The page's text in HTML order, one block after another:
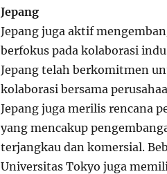
Jepang
Jepang juga aktif
berfokus pada kolaborasi
Jepang telah berkomitmen
kolaborasi bersama
Jepang juga merilis rencana
yang mencakup
terjangkau dan komersial.
Universitas Tokyo juga